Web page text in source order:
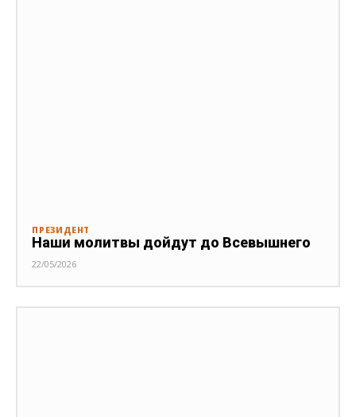
ПРЕЗИДЕНТ
Наши молитвы дойдут до Всевышнего
22/05/2026